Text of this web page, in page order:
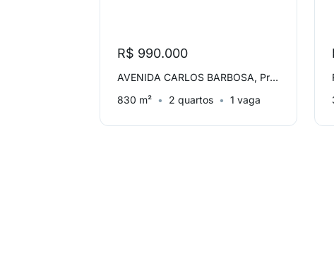
R$ 990.000
AVENIDA CARLOS BARBOSA, Predial
830 m²
2 quartos 1 vaga